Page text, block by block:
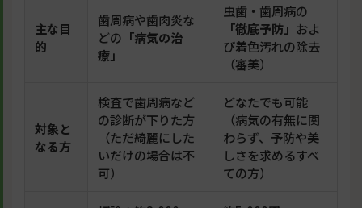
主な目
的
歯周病や歯肉炎な
どの 「病気の治
療」
虫歯・歯周病の
「徹底予防」 およ
び着色汚れの除去
（審美）
対象と
なる方
検査で歯周病など
の診断が下りた方
（ただ綺麗にした
いだけの場合は不
可）
どなたでも可能
（病気の有無に関
わらず、予防や美
しさを求めるすべ
ての方）